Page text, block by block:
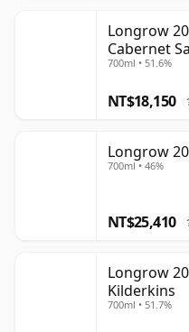
Longrow
Cabernet
700ml • 51.6%
NT$18,150
Longrow
700ml • 46%
NT$25,410
Longrow
Kilderkins
700ml • 51.7%